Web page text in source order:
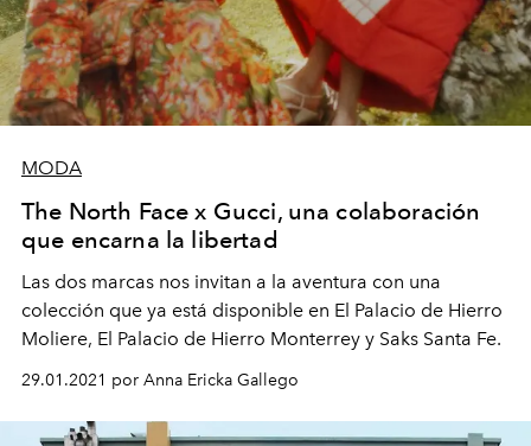
MODA
The North Face x Gucci, una colaboración
que encarna la libertad
Las dos marcas nos invitan a la aventura con una
colección que ya está disponible en El Palacio de Hierro
Moliere, El Palacio de Hierro Monterrey y Saks Santa Fe.
29.01.2021 por Anna Ericka Gallego